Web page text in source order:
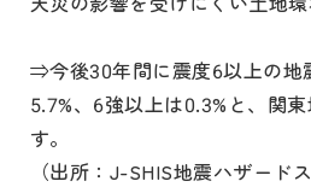
⇒今後30年間に震度6以上の地
5.7%、6強以上は0.3%と、関
す。
（出所：J-SHIS地震ハザード